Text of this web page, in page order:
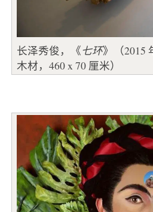
长泽秀俊，《七环》（2015
木材，460 x 70 厘米）